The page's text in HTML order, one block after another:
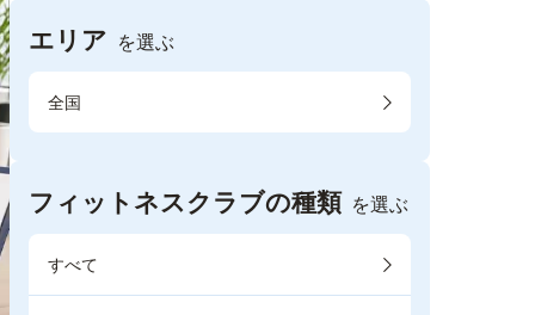
エリア を選ぶ
全国
フィットネスクラブの種類 を選ぶ
すべて